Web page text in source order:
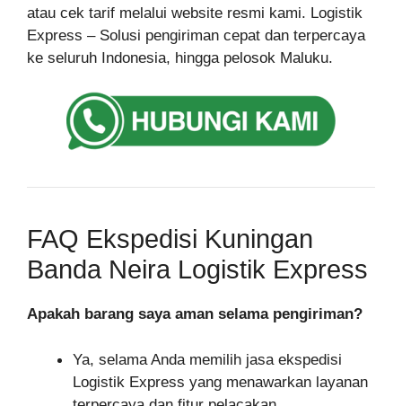
atau cek tarif melalui website resmi kami. Logistik
Express – Solusi pengiriman cepat dan terpercaya
ke seluruh Indonesia, hingga pelosok Maluku.
FAQ Ekspedisi Kuningan
Banda Neira Logistik Express
Apakah barang saya aman selama pengiriman?
Ya, selama Anda memilih jasa ekspedisi
Logistik Express yang menawarkan layanan